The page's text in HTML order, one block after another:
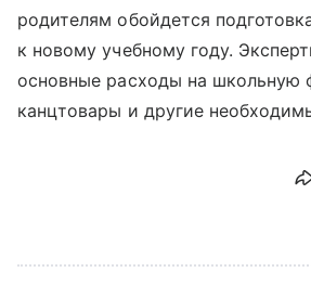
родителям обойдется
к новому учебному году.
основные расходы на школьную
канцтовары и другие